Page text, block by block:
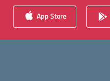
App Store